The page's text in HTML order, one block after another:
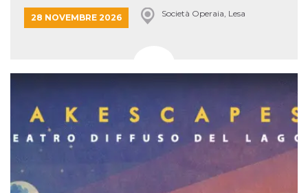
28 NOVEMBRE 2026 Società Operaia, Lesa